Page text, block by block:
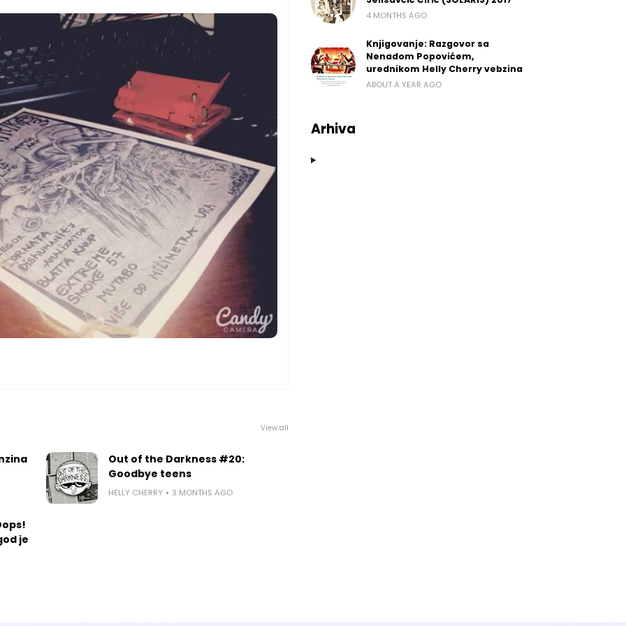
View all
Out of the Darkness #20:
Goodbye teens
HELLY CHERRY 3 MONTHS AGO
je
4 MONTHS AGO
Knjigovanje: Razgovor sa
Nenadom Popovićem,
urednikom Helly Cherry vebzina
ABOUT A YEAR AGO
Arhiva